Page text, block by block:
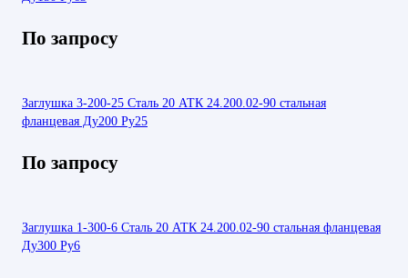
По запросу
Заглушка 3-200-25 Сталь 20 АТК 24.200.02-90 стальная
фланцевая Ду200 Ру25
По запросу
Заглушка 1-300-6 Сталь 20 АТК 24.200.02-90 стальная фланцевая
Ду300 Ру6